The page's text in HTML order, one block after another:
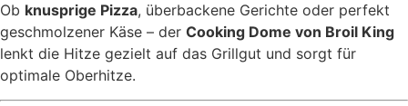
Ob knusprige Pizza, überbackene Gerichte oder perfekt
geschmolzener Käse – der Cooking Dome von Broil King
lenkt die Hitze gezielt auf das Grillgut und sorgt für
optimale Oberhitze.